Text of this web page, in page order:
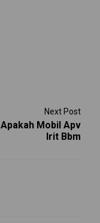
Next Post
Apakah Mobil Apv
Irit Bbm